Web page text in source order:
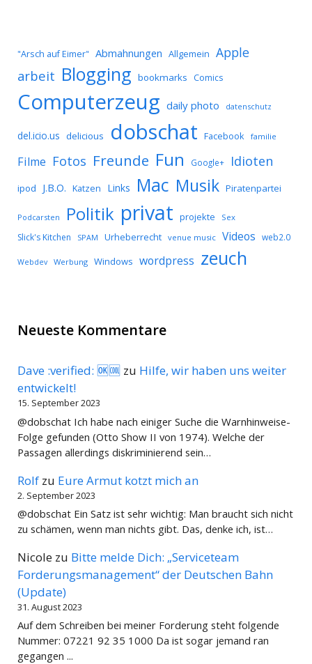
"Arsch auf Eimer" Abmahnungen Allgemein Apple
arbeit Blogging bookmarks Comics
Computerzeug daily photo datenschutz
del.icio.us delicious dobschat Facebook familie
Filme Fotos Freunde Fun Google+ Idioten
ipod J.B.O. Katzen Links Mac Musik Piratenpartei
Podcarsten Politik privat projekte Sex
Slick's Kitchen SPAM Urheberrecht venue music Videos web2.0
Webdev Werbung Windows wordpress zeuch
Neueste Kommentare
Dave :verified: 🆗🆒 zu Hilfe, wir haben uns weiter
entwickelt!
15. September 2023
@dobschat Ich habe nach einiger Suche die Warnhinweise-
Folge gefunden (Otto Show II von 1974). Welche der
Passagen allerdings diskriminierend sein…
Rolf zu Eure Armut kotzt mich an
2. September 2023
@dobschat Ein Satz ist sehr wichtig: Man braucht sich nicht
zu schämen, wenn man nichts gibt. Das, denke ich, ist…
Nicole zu Bitte melde Dich: „Serviceteam
Forderungsmanagement“ der Deutschen Bahn
(Update)
31. August 2023
Auf dem Schreiben bei meiner Forderung steht folgende
Nummer: 07221 92 35 1000 Da ist sogar jemand ran
gegangen ...